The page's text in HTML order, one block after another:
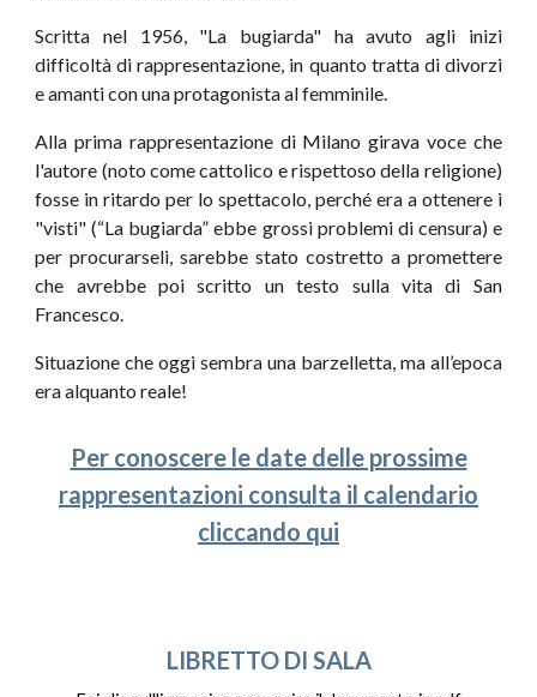
Scritta nel 1956, "La bugiarda" ha avuto agli inizi
difficoltà di rappresentazione, in quanto tratta di divorzi
e amanti con una protagonista al femminile.
Alla prima rappresentazione di Milano girava voce che
l'autore (noto come cattolico e rispettoso della religione)
fosse in ritardo per lo spettacolo, perché era a ottenere i
"visti" (“La bugiarda” ebbe grossi problemi di censura) e
per procurarseli, sarebbe stato costretto a promettere
che avrebbe poi scritto un testo sulla vita di San
Francesco.
Situazione che oggi sembra una barzelletta, ma all’epoca
era alquanto reale!
Per conoscere le date delle prossime
rappresentazioni consulta il calendario
cliccando qui
LIBRETTO DI SALA